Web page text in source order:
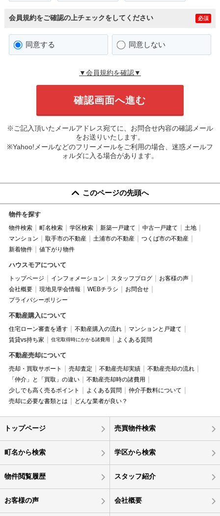
会員規約をご確認の上チェックをしてください 必須
同意する 同意しない
▼会員規約を確認▼
※ご記入頂いたメールアドレス宛てに、お問合せ内容の確認メール
をお送りいたします。
※Yahoo!メールなどのフリーメールをご利用の場合、迷惑メールフ
ォルダに入る場合があります。
このページの先頭へ
物件を探す
物件検索 町名検索 学区検索 新築一戸建て 中古一戸建て
土地
マンション
取手市の不動産 土浦市の不動産
つくば市の不動産
新着物件
値下がり物件
ハウスモアについて
トップページ インフォメーション スタッフブログ
お客様の声
会社概要
現地見学会情報 WEBチラシ
お問合せ
プライバシーポリシー
不動産購入について
住宅ローン審査を通す 不動産購入の流れ
マンションと戸建て
賃貸vs持ち家
住宅取得時にかかる諸費用 よくある質問
不動産売却について
売却・買取サポート 売却査定 不動産売却実績
不動産売却の流れ
「仲介」と「買取」の違い
不動産売却時の諸費用
少しでも高く売るポイント
よくある質問
仲介手数料について
売却に必要な書類とは
どんな業者が良い？
トップページ 売買物件検索
町名から検索 学区から検索
物件閲覧履歴 スタッフ紹介
お客様の声 会社概要